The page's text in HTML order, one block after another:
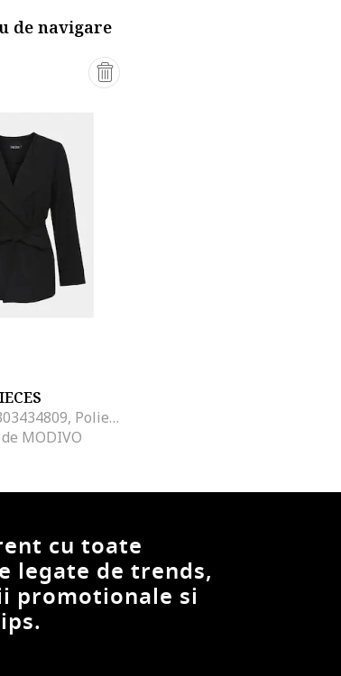
de navigare
Sacou dama, 303434809, Poliester, XL INTL, Negru
MODIVO
cu toate
legate de trends,
promotionale si